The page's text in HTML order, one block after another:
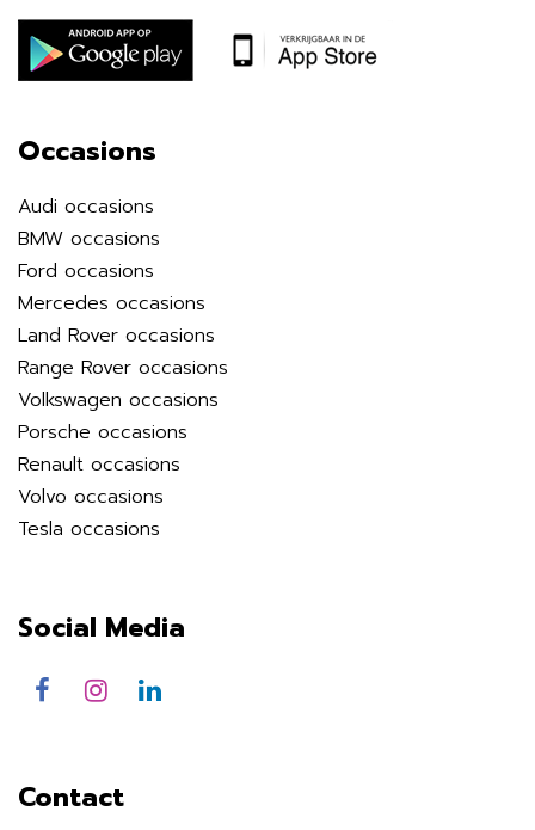
Occasions
Audi occasions
BMW occasions
Ford occasions
Mercedes occasions
Land Rover occasions
Range Rover occasions
Volkswagen occasions
Porsche occasions
Renault occasions
Volvo occasions
Tesla occasions
Social Media
Contact